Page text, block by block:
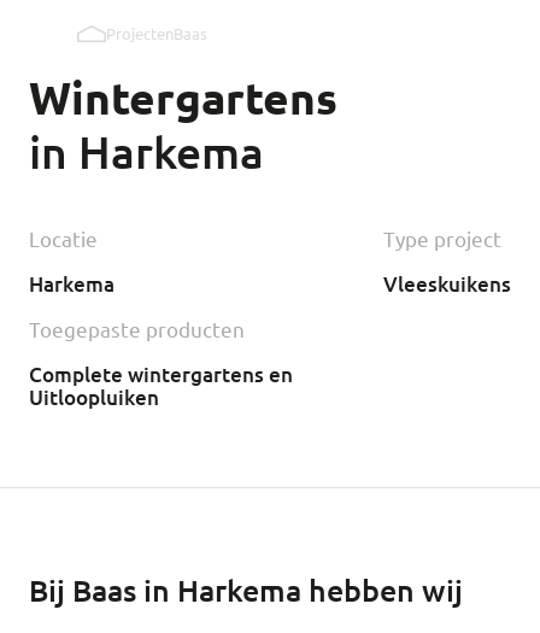
Uitloopluiken buitenwand
ProjectenBaas
Wintergartens
in Harkema
Locatie
Harkema
Type project
Vleeskuikens
Toegepaste producten
Complete wintergartens en
Uitloopluiken
Bij Baas in Harkema hebben wij